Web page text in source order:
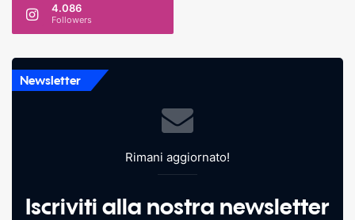
4.086
Followers
Newsletter
Rimani aggiornato!
Iscriviti alla nostra newsletter